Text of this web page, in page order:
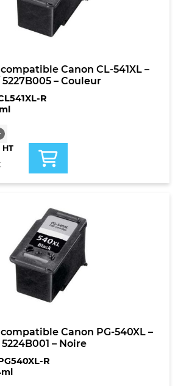
Canon CL-541XL –
– Couleur
R
HT
Canon PG-540XL –
– Noire
R